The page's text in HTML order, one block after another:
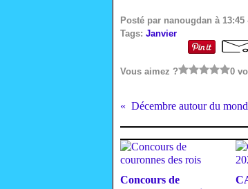
Posté par nanougdan à 13:45
Tags: Janvier
Vous aimez ? 0
Décembre autour du
Concours de